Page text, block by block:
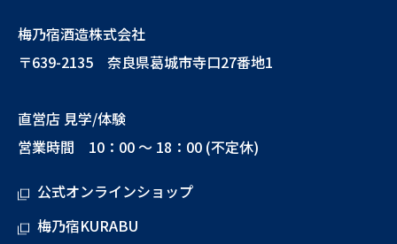
梅乃宿酒造株式会社
〒639-2135 奈良県葛城市寺口27番地1
直営店 見学/体験
営業時間 10：00 ～ 18：00 (不定休)
公式オンラインショップ
梅乃宿KURABU